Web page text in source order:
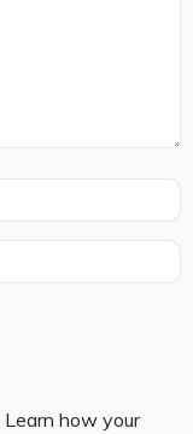
Learn how your